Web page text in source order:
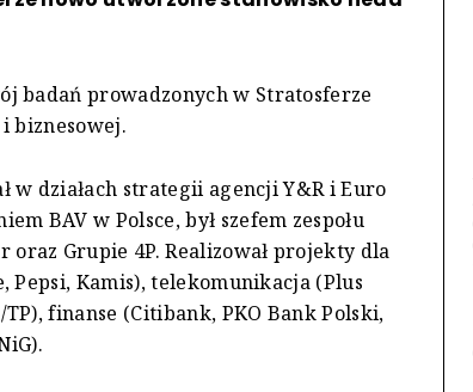
badań prowadzonych w Stratosferze
biznesowej.
w działach strategii agencji Y&R i Euro
BAV w Polsce, był szefem zespołu
Grupie 4P. Realizował projekty dla
Pepsi, Kamis), telekomunikacja (Plus
finanse (Citibank, PKO Bank Polski,